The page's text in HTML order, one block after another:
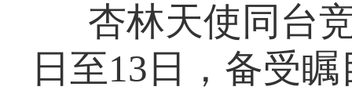
杏林天使同台
日至13日，备受